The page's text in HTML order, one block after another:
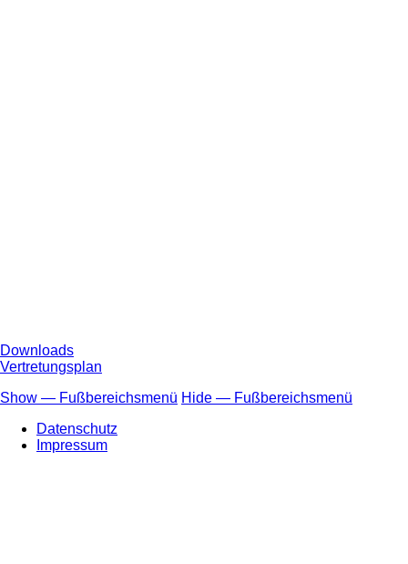
Downloads
Vertretungsplan
Fußbereichsmenü
Show — Fußbereichsmenü Hide — Fußbereichsmenü
Datenschutz
Impressum